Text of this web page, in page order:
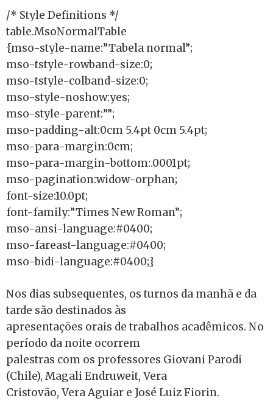
/* Style Definitions */
table.MsoNormalTable
{mso-style-name:”Tabela normal”;
mso-tstyle-rowband-size:0;
mso-tstyle-colband-size:0;
mso-style-noshow:yes;
mso-style-parent:””;
mso-padding-alt:0cm 5.4pt 0cm 5.4pt;
mso-para-margin:0cm;
mso-para-margin-bottom:.0001pt;
mso-pagination:widow-orphan;
font-size:10.0pt;
font-family:”Times New Roman”;
mso-ansi-language:#0400;
mso-fareast-language:#0400;
mso-bidi-language:#0400;}
Nos dias subsequentes, os turnos da manhã e da
tarde são destinados às
apresentações orais de trabalhos acadêmicos. No
período da noite ocorrem
palestras com os professores Giovani Parodi
(Chile), Magali Endruweit, Vera
Cristovão, Vera Aguiar e José Luiz Fiorin.